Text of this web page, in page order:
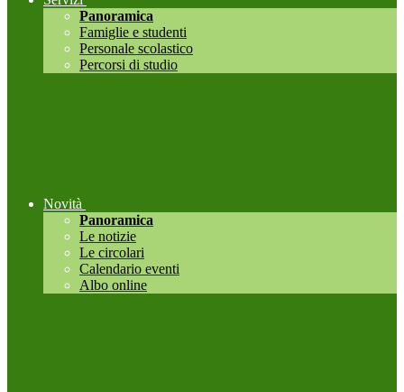
Panoramica
Famiglie e studenti
Personale scolastico
Percorsi di studio
Novità
Panoramica
Le notizie
Le circolari
Calendario eventi
Albo online